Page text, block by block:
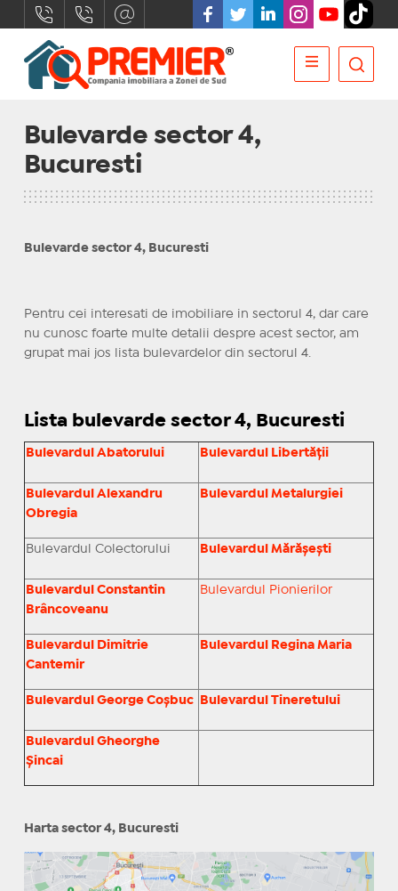
Bulevarde sector 4,
Bucuresti
Bulevarde sector 4, Bucuresti
Pentru cei interesati de imobiliare in sectorul 4, dar care
nu cunosc foarte multe detalii despre acest sector, am
grupat mai jos lista bulevardelor din sectorul 4.
Lista bulevarde sector 4, Bucuresti
Bulevardul Abatorului Bulevardul Libertăţii
Bulevardul Alexandru
Obregia
Bulevardul Metalurgiei
Bulevardul Colectorului Bulevardul Mărăşeşti
Bulevardul Constantin
Brâncoveanu
Bulevardul Pionierilor
Bulevardul Dimitrie
Cantemir
Bulevardul Regina Maria
Bulevardul George Coşbuc Bulevardul Tineretului
Bulevardul Gheorghe
Şincai
Harta sector 4, Bucuresti